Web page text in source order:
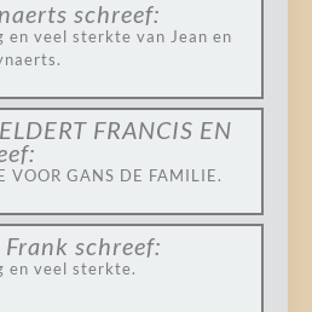
schreef:
en veel sterkte van Jean en
FRANCIS EN
VOOR GANS DE FAMILIE.
Frank schreef:
en veel sterkte.